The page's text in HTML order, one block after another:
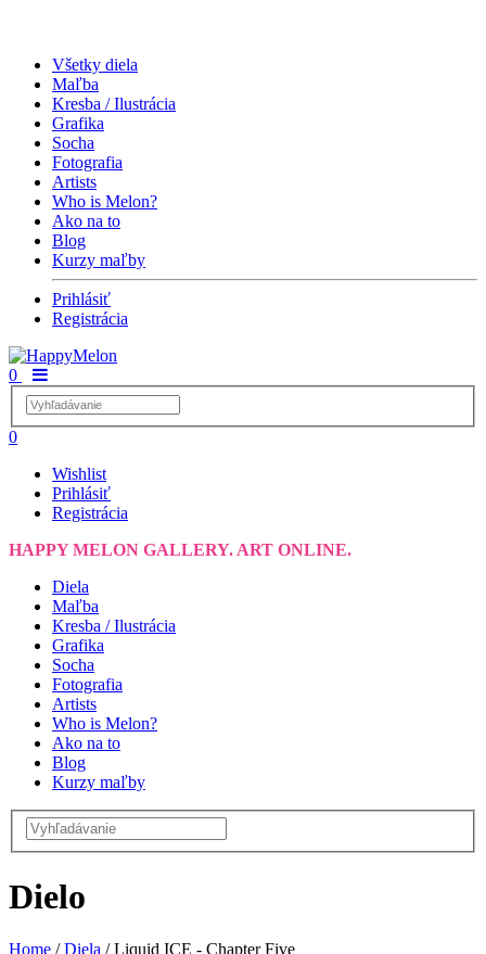
Všetky diela
Maľba
Kresba / Ilustrácia
Grafika
Socha
Fotografia
Artists
Who is Melon?
Ako na to
Blog
Kurzy maľby
Prihlásiť
Registrácia
0
0
Wishlist
Prihlásiť
Registrácia
HAPPY MELON GALLERY. ART ONLINE.
Diela
Maľba
Kresba / Ilustrácia
Grafika
Socha
Fotografia
Artists
Who is Melon?
Ako na to
Blog
Kurzy maľby
Dielo
Home / Diela /Liquid ICE - Chapter Five